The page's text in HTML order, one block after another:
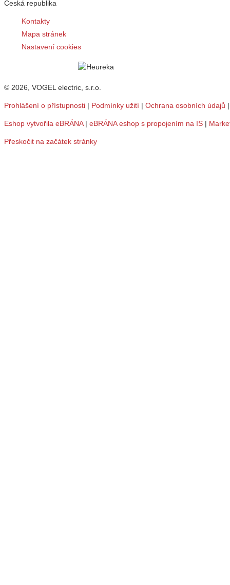
Česká republika
Kontakty
Mapa stránek
Nastavení cookies
© 2026, VOGEL electric, s.r.o.
Prohlášení o přístupnosti | Podmínky užití | Ochrana osobních údajů
Eshop vytvořila eBRÁNA| eBRÁNA eshop s propojením na IS |
Přeskočit na začátek stránky